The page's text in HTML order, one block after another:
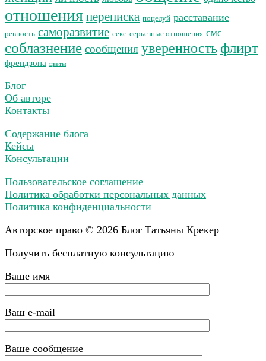
отношения переписка поцелуй расставание
ревность саморазвитие секс серьезные отношения смс
соблазнение сообщения уверенность флирт
френдзона цветы
Блог
Об авторе
Контакты
Содержание блога
Кейсы
Консультации
Пользовательское соглашение
Политика обработки персональных данных
Политика конфиденциальности
Авторское право © 2026 Блог Татьяны Крекер
Получить бесплатную консультацию
Ваше имя
Ваш e-mail
Ваше сообщение